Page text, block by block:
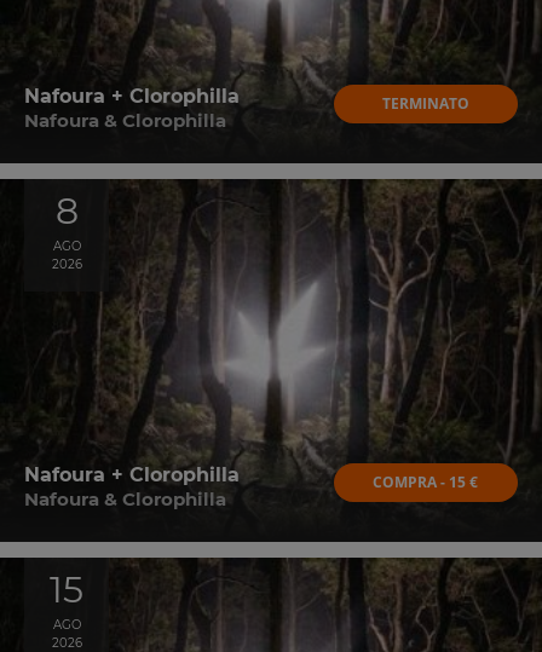
Nafoura + Clorophilla
Nafoura & Clorophilla
TERMINATO
8
AGO
2026
Nafoura + Clorophilla
Nafoura & Clorophilla
COMPRA - 15 €
15
AGO
2026